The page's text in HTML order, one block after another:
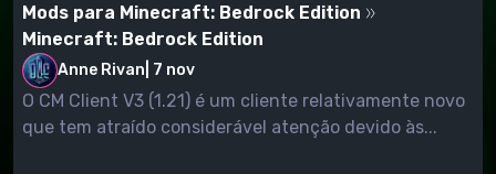
Mods para Minecraft: Bedrock Edition
Minecraft: Bedrock Edition
Anne Rivan 7 nov
O CM Client V3 (1.21) é um cliente relativamente novo
que tem atraído considerável atenção devido às...